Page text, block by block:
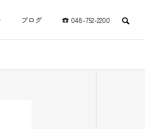
ブログ ☎ 048-752-2200